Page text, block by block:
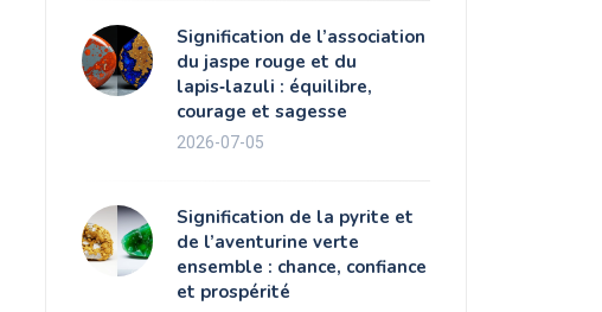
Signification de l’association
du jaspe rouge et du
lapis‑lazuli : équilibre,
courage et sagesse
2026-07-05
Signification de la pyrite et
de l’aventurine verte
ensemble : chance, confiance
et prospérité